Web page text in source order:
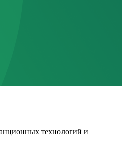
технологий и